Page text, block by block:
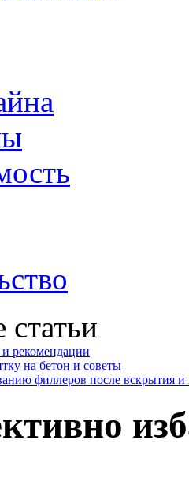
рекомендации
на бетон и советы
филлеров после вскрытия и